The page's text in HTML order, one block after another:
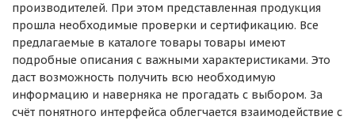
производителей. При этом представленная продукция
прошла необходимые проверки и сертификацию. Все
предлагаемые в каталоге товары товары имеют
подробные описания с важными характеристиками. Это
даст возможность получить всю необходимую
информацию и наверняка не прогадать с выбором. За
счёт понятного интерфейса облегчается взаимодействие с